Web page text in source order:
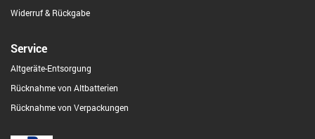
Widerruf & Rückgabe
Service
Altgeräte-Entsorgung
Rücknahme von Altbatterien
Rücknahme von Verpackungen